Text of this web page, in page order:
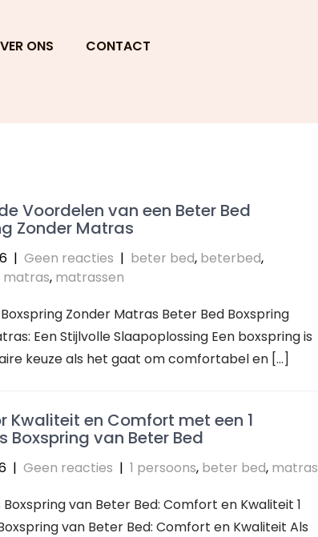
ONS CONTACT
Voordelen van een Beter Bed
Zonder Matras
| Geen reacties | beter bed, beterbed,
matras, matrassen
Zonder Matras Beter Bed Boxspring
Een Stijlvolle Slaapoplossing Een boxspring is
keuze als het gaat om comfortabel en […]
Kwaliteit en Comfort met een 1
Boxspring van Beter Bed
| Geen reacties | 1 persoons, beter bed, matras
Boxspring van Beter Bed: Comfort en Kwaliteit 1
van Beter Bed: Comfort en Kwaliteit Als